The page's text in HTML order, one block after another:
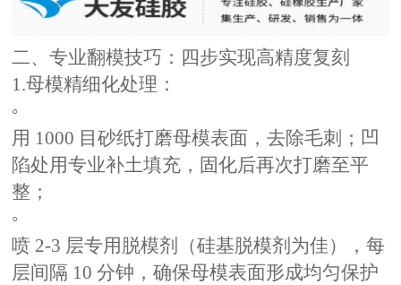
二、专业翻模技巧：四步实现高精度复刻
1.母模精细化处理：
◦
用 1000 目砂纸打磨母模表面，去除毛刺；凹
陷处用专业补土填充，固化后再次打磨至平
整；
◦
喷 2-3 层专用脱模剂（硅基脱模剂为佳），每
层间隔 10 分钟，确保母模表面形成均匀保护